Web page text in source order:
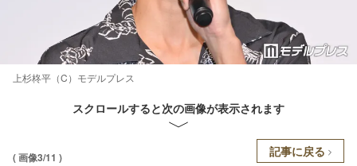
上杉柊平（C）モデルプレス
スクロールすると次の画像が表示されます
( 画像3/11 ) 記事に戻る